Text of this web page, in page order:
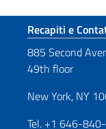
Sezione
Recapiti e
885 Second
49th floor
New York, NY
Tel. +1 646-